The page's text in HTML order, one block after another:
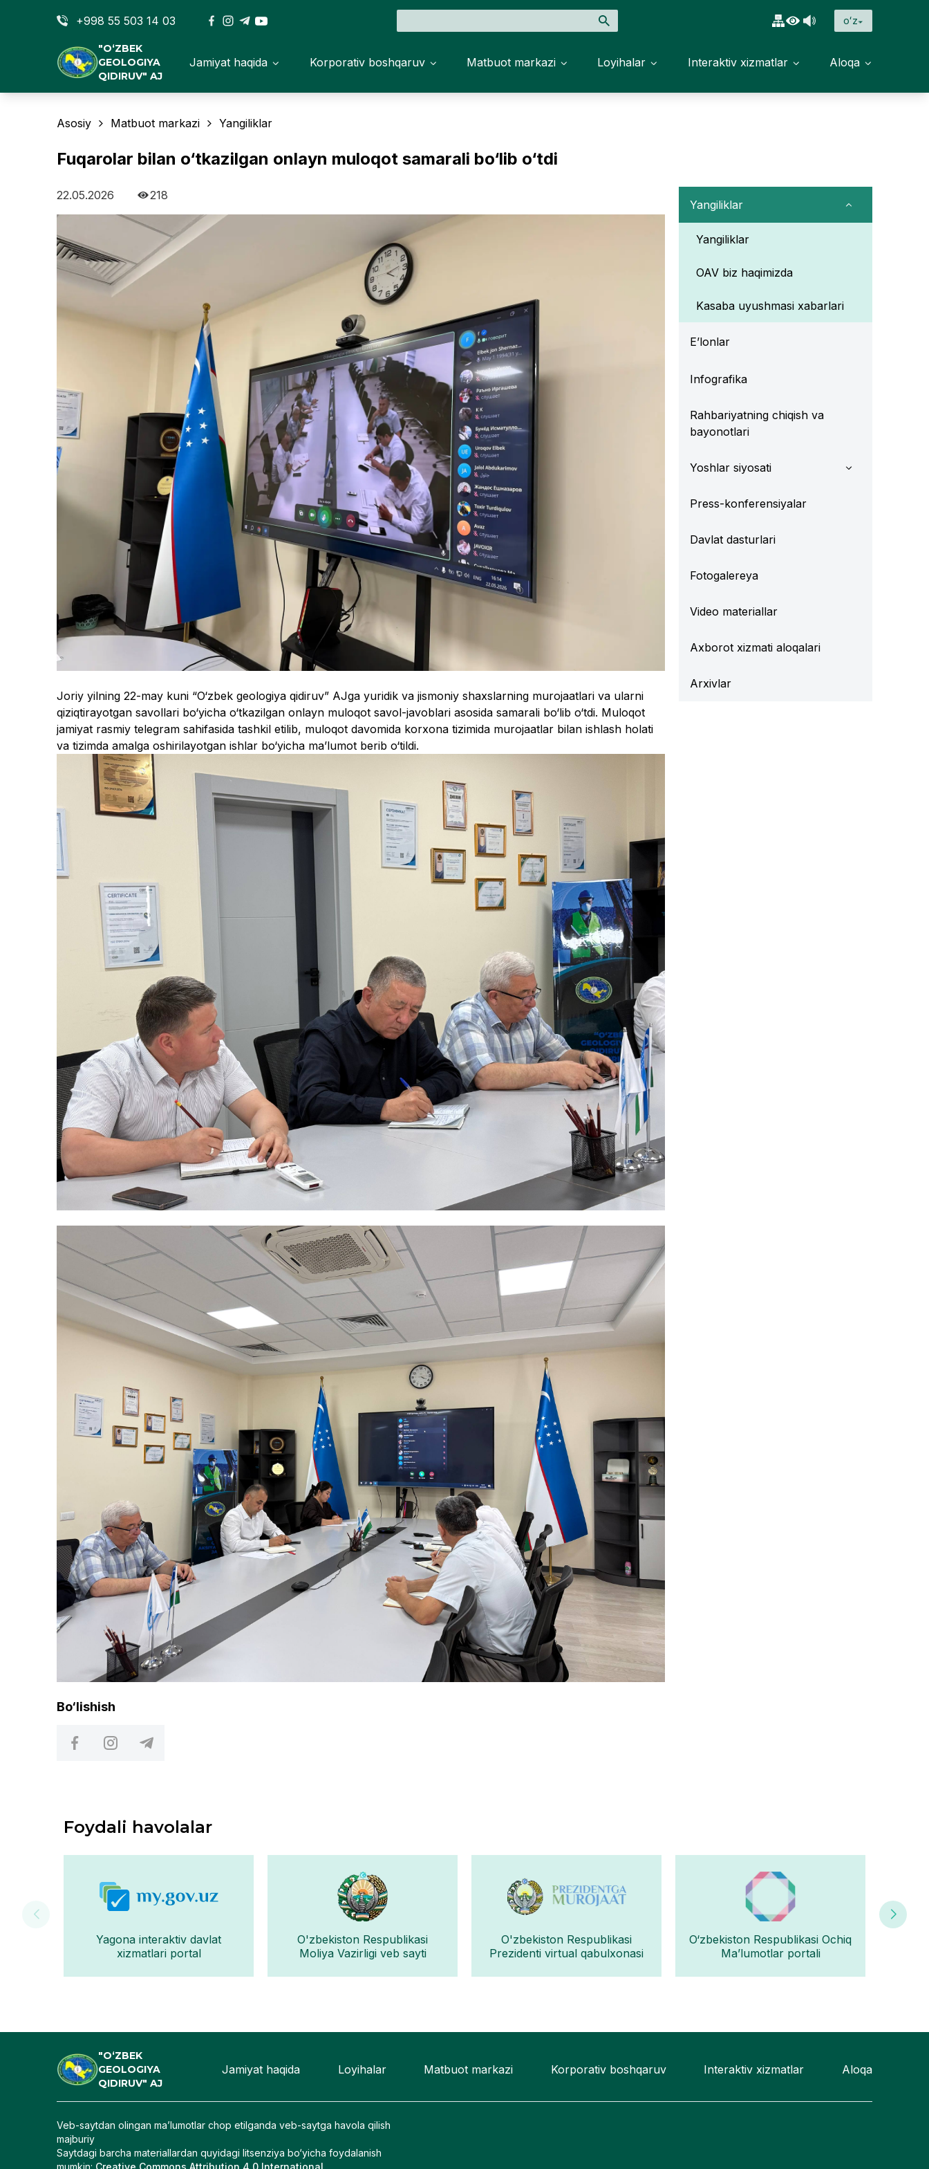
+998 55 503 14 03 oʻz
"O‘ZBEK
GEOLOGIYA
QIDIRUV" AJ
Jamiyat haqida Korporativ boshqaruv Matbuot markazi Loyihalar Interaktiv xizmatlar Aloqa
Asosiy Matbuot markazi Yangiliklar
Fuqarolar bilan o‘tkazilgan onlayn muloqot samarali bo‘lib o‘tdi
22.05.2026 218
Joriy yilning 22-may kuni “O‘zbek geologiya qidiruv” AJga yuridik va jismoniy shaxslarning murojaatlari va ularni
qiziqtirayotgan savollari bo‘yicha o‘tkazilgan onlayn muloqot savol-javoblari asosida samarali bo‘lib o‘tdi. Muloqot
jamiyat rasmiy telegram sahifasida tashkil etilib, muloqot davomida korxona tizimida murojaatlar bilan ishlash holati
va tizimda amalga oshirilayotgan ishlar bo‘yicha ma’lumot berib o‘tildi.
Bo‘lishish
Yangiliklar
Yangiliklar
OAV biz haqimizda
Kasaba uyushmasi xabarlari
E’lonlar
Infografika
Rahbariyatning chiqish va
bayonotlari
Yoshlar siyosati
Press-konferensiyalar
Davlat dasturlari
Fotogalereya
Video materiallar
Axborot xizmati aloqalari
Arxivlar
Foydali havolalar
Yagona interaktiv davlat
xizmatlari portal
O'zbekiston Respublikasi
Moliya Vazirligi veb sayti
O'zbekiston Respublikasi
Prezidenti virtual qabulxonasi
O‘zbekiston Respublikasi Ochiq
Ma’lumotlar portali
"O‘ZBEK
GEOLOGIYA
QIDIRUV" AJ
Jamiyat haqida Loyihalar Matbuot markazi Korporativ boshqaruv Interaktiv xizmatlar Aloqa
Veb-saytdan olingan maʼlumotlar chop etilganda veb-saytga havola qilish
majburiy
Saytdagi barcha materiallardan quyidagi litsenziya bo‘yicha foydalanish
mumkin: Creative Commons Attribution 4.0 International